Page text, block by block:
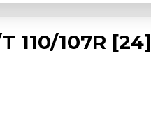
110/107R [24]